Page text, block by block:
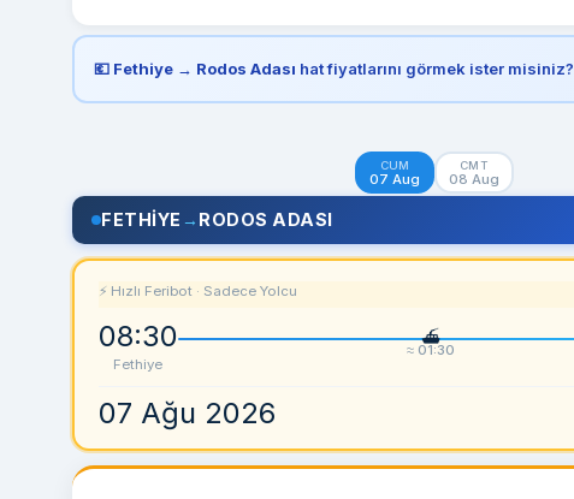
💶 Fethiye → Rodos Adası hat fiyatlarını görmek ister misiniz?
CUM
07 Aug
CMT
08 Aug
FETHIYE → RODOS ADASI
⚡ Hızlı Feribot · Sadece Yolcu
08:30
Fethiye
≈ 01:30
07 Ağu 2026